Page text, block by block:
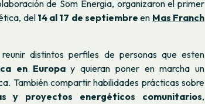
de Som Energia, organizaron el primer
del 14 al 17 de septiembreen Mas Franch
distintos perfiles de personas que esten
en Europay quieran poner en marcha un
También compartir habilidades prácticas sobre
y proyectos energéticos comunitarios,